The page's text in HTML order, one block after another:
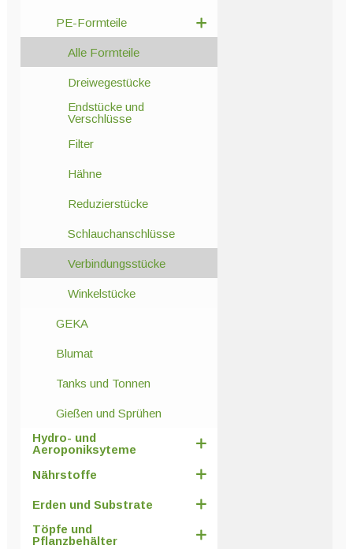
PE-Formteile
Alle Formteile
Dreiwegestücke
Endstücke und
Verschlüsse
Filter
Hähne
Reduzierstücke
Schlauchanschlüsse
Verbindungsstücke
Winkelstücke
GEKA
Blumat
Tanks und Tonnen
Gießen und Sprühen
Hydro- und
Aeroponiksyteme
Nährstoffe
Erden und Substrate
Töpfe und
Pflanzbehälter